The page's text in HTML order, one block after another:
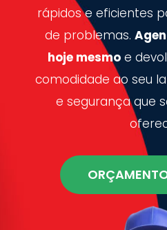
rápidos e eficientes
de problemas.
hoje mesmoe
comodidade ao seu
e segurança que